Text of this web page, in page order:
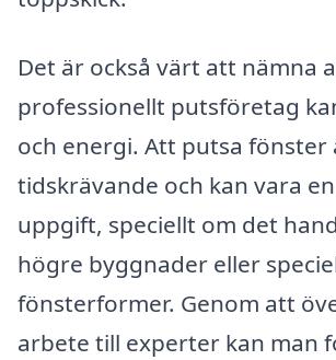
Det är också värt att nämna
professionellt putsföretag
och energi. Att putsa fönster
tidskrävande och kan vara
uppgift, speciellt om det
högre byggnader eller
fönsterformer. Genom att
arbete till experter kan man